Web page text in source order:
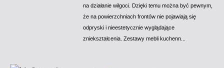
na działanie wilgoci. Dzięki temu można być pewnym,
że na powierzchniach frontów nie pojawiają się
odpryski i nieestetycznie wyglądające
zniekształcenia. Zestawy mebli kuchenn...